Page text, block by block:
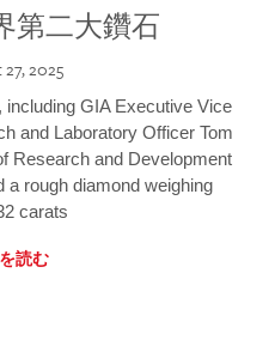
第二大鑽石
2025
GIA Executive Vice
and Laboratory Officer Tom
Research and Development
a rough diamond weighing
carats
読む